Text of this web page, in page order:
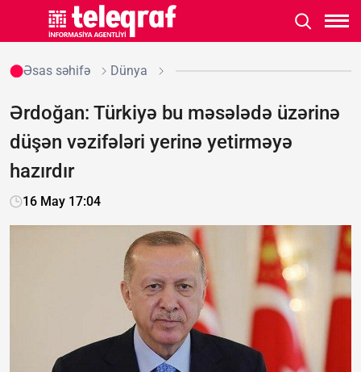
Əsas səhifə Dünya
Ərdoğan: Türkiyə bu məsələdə üzərinə
düşən vəzifələri yerinə yetirməyə
hazırdır
16 May 17:04